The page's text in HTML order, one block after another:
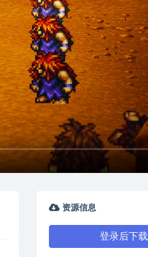
资源信息
登录后下载